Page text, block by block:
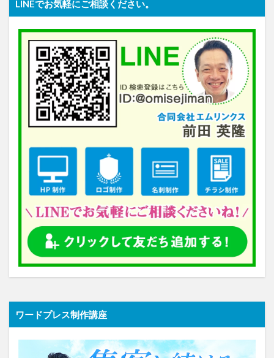
LINEでお気軽にご相談ください。
ワードプレス制作講座